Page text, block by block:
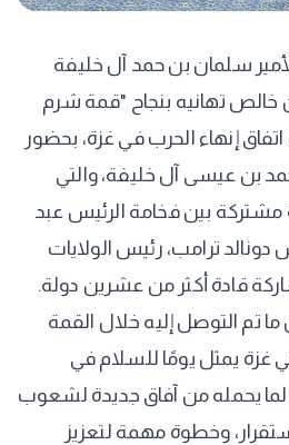
سلمان بن حمد آل خليفة
خالص تهانيه بنجاح "قمة شرم
إنهاء الحرب في غزة، بحضور
بن عيسى آل خليفة، والتي
مشتركة بين فخامة الرئيس عبد
دونالد ترامب، رئيس الولايات
قادة أكثر من عشرين دولة.
تم التوصل إليه خلال القمة
غزة يمثل يومًا للسلام في
لما يحمله من آفاق جديدة لشعوب
وخطوة مهمة لتعزيز